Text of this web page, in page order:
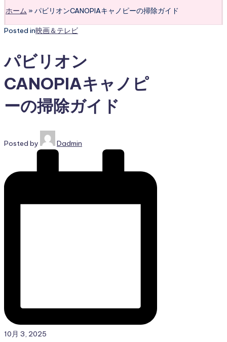
ホーム » パビリオンCANOPIAキャノピーの掃除ガイド
Posted in映画＆テレビ
パビリオン
CANOPIAキャノピ
ーの掃除ガイド
Posted by Dadmin
10月 3, 2025